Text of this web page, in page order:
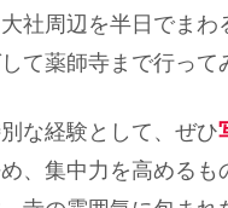
社周辺を半日でま
て薬師寺まで行って
な経験として、ぜひ
、集中力を高める